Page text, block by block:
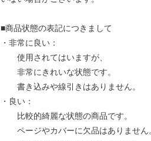
■商品状態の表記につきまして
・非常に良い：
使用されてはいますが、
非常にきれいな状態です。
書き込みや線引きはありません。
・良い：
比較的綺麗な状態の商品です。
ページやカバーに欠品はありません